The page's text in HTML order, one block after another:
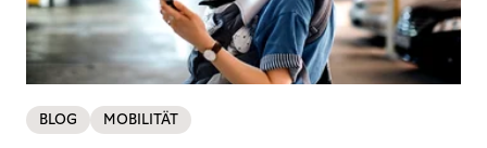
BLOG MOBILITÄT